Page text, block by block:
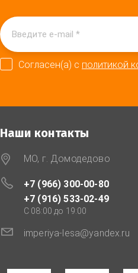
Согласен(а) с политикой
Наши контакты
МО, г. Домодедово
+7 (966) 300-00-80
+7 (916) 533-02-49
C 08:00 до 19:00
imperiya-lesa@yandex.ru